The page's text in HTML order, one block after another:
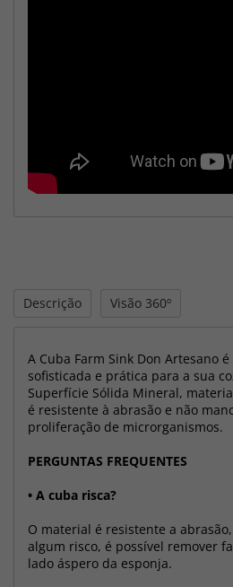
Descrição Visão 360º
A Cuba Farm Sink Don Artesano
sofisticada e prática para a sua
Superfície Sólida Mineral,
é resistente à abrasão e não
proliferação de microrganismos.
PERGUNTAS FREQUENTES
• A cuba risca?
O material é resistente a
algum risco, é possível remover
lado áspero da esponja.